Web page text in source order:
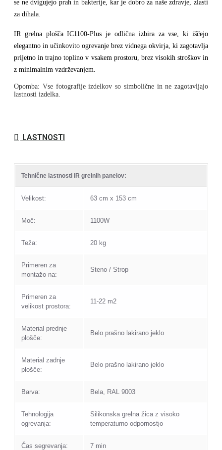
se ne dvigujejo prah in bakterije, kar je dobro za naše zdravje, zlasti
za dihala.
IR grelna plošča IC1100-Plus je odlična izbira za vse, ki iščejo
elegantno in učinkovito ogrevanje brez vidnega okvirja, ki zagotavlja
prijetno in trajno toplino v vsakem prostoru, brez visokih stroškov in
z minimalnim vzdrževanjem.
Opomba: Vse fotografije izdelkov so simbolične in ne zagotavljajo
lastnosti izdelka.
LASTNOSTI
Tehnične lastnosti IR grelnih panelov:
Velikost: 63 cm x 153 cm
Moč: 1100W
Teža: 20 kg
Primeren za
montažo na:
Steno / Strop
Primeren za
velikost prostora:
11-22 m2
Material prednje
plošče:
Belo prašno lakirano jeklo
Material zadnje
plošče:
Belo prašno lakirano jeklo
Barva: Bela, RAL 9003
Tehnologija
ogrevanja:
Silikonska grelna žica z visoko
temperaturno odpornostjo
Čas segrevanja: 7 min